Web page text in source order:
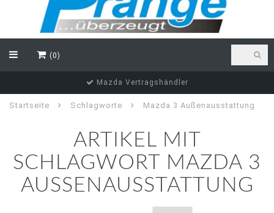
(0)
Top Bewertungen
Startseite Schlagworte Mazda 3 Außenausstattung
ARTIKEL MIT
SCHLAGWORT MAZDA 3
AUSSENAUSSTATTUNG